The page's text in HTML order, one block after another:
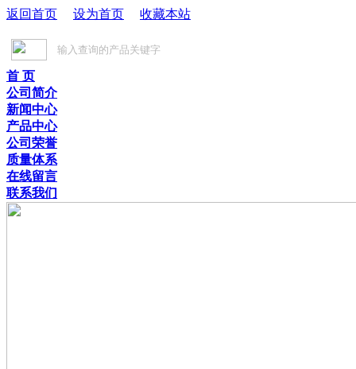
返回首页 设为首页 收藏本站
首 页
公司简介
新闻中心
产品中心
公司荣誉
质量体系
在线留言
联系我们